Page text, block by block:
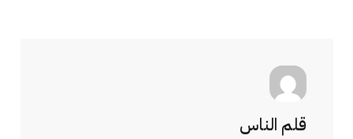
قلم الناس